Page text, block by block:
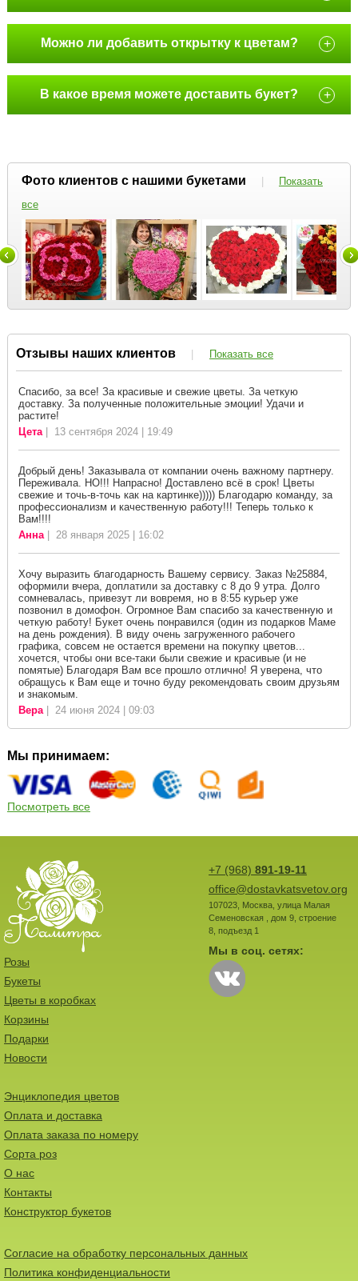
Можно ли добавить открытку к цветам? +
В какое время можете доставить букет? +
Фото клиентов с нашими букетами |
Показать
все
Отзывы наших клиентов | Показать все
Спасибо, за все! За красивые и свежие цветы. За четкую
доставку. За полученные положительные эмоции! Удачи и
растите!
Цета| 13 сентября 2024 | 19:49
Добрый день! Заказывала от компании очень важному партнеру.
Переживала. НО!!! Напрасно! Доставлено всё в срок! Цветы
свежие и точь-в-точь как на картинке))))) Благодарю команду, за
профессионализм и качественную работу!!! Теперь только к
Вам!!!!
Анна| 28 января 2025 | 16:02
Хочу выразить благодарность Вашему сервису. Заказ №25884,
оформили вчера, доплатили за доставку с 8 до 9 утра. Долго
сомневалась, привезут ли вовремя, но в 8:55 курьер уже
позвонил в домофон. Огромное Вам спасибо за качественную и
четкую работу! Букет очень понравился (один из подарков Маме
на день рождения). В виду очень загруженного рабочего
графика, совсем не остается времени на покупку цветов...
хочется, чтобы они все-таки были свежие и красивые (и не
помятые) Благодаря Вам все прошло отлично! Я уверена, что
обращусь к Вам еще и точно буду рекомендовать своим друзьям
и знакомым.
Вера| 24 июня 2024 | 09:03
Мы принимаем:
Посмотреть все
+7 (968) 891-19-11
office@dostavkatsvetov.org
107023, Москва, улица Малая
Семеновская , дом 9, строение
8, подъезд 1
Мы в соц. сетях:
Розы
Букеты
Цветы в коробках
Корзины
Подарки
Новости
Энциклопедия цветов
Оплата и доставка
Оплата заказа по номеру
Сорта роз
О нас
Контакты
Конструктор букетов
Согласие на обработку персональных данных
Политика конфиденциальности